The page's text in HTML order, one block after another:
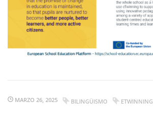
MARZO 26, 2025 BILINGÜISMO ETWINNING